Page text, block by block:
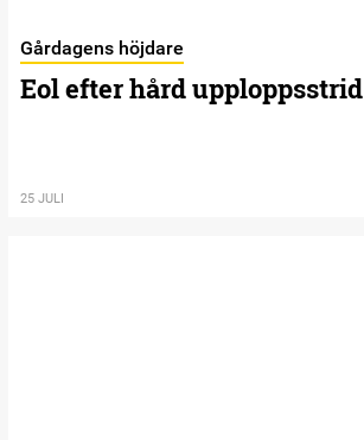
Gårdagens höjdare
Eol efter hård upploppsstrid
25 JULI